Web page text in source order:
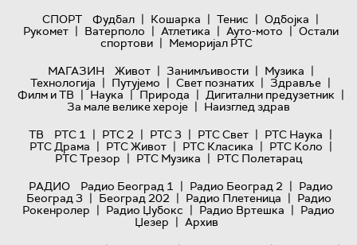
СПОРТ
Фудбал | Кошарка | Тенис | Одбојка |
Рукомет | Ватерполо | Атлетика | Ауто-мото | Остали
спортови | Меморијал РТС
МАГАЗИН
Живот | Занимљивости | Музика |
Технологијa | Путујемо | Свет познатих | Здравље |
Филм и ТВ | Наука | Природа | Дигитални предузетник |
За мале велике хероје | Наизглед здрав
ТВ
РТС 1 | РТС 2 | РТС 3 | РТС Свет | РТС Наука |
РТС Драма | РТС Живот | РТС Класика | РТС Коло |
РТС Трезор | РТС Музика | РТС Полетарац
РАДИО
Радио Београд 1 | Радио Београд 2 | Радио
Београд 3 | Београд 202 | Радио Плетеница | Радио
Рокенролер | Радио Џубокс | Радио Вртешка | Радио
Џезер | Архив